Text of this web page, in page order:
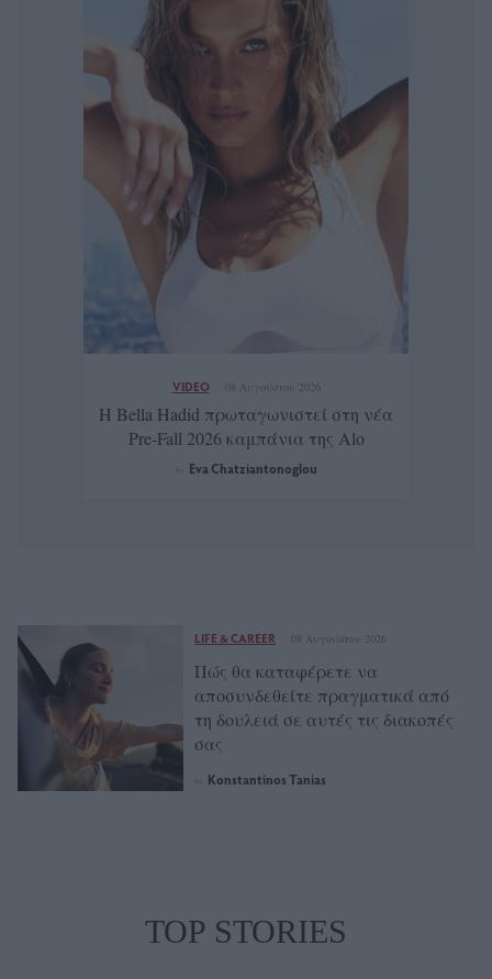
VIDEO 08 Αυγούστου 2026
Η Bella Hadid πρωταγωνιστεί στη νέα
Pre-Fall 2026 καμπάνια της Alo
Eva Chatziantonoglou
LIFE & CAREER 08 Αυγούστου 2026
Πώς θα καταφέρετε να
αποσυνδεθείτε πραγματικά από
τη δουλειά σε αυτές τις διακοπές
σας
Konstantinos Tanias
TOP STORIES